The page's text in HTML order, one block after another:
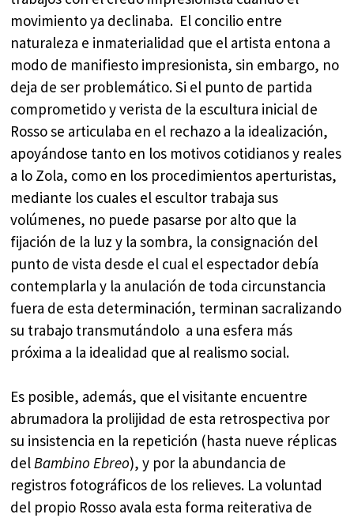
movimiento ya declinaba. El concilio entre
naturaleza e inmaterialidad que el artista entona a
modo de manifiesto impresionista, sin embargo, no
deja de ser problemático. Si el punto de partida
comprometido y verista de la escultura inicial de
Rosso se articulaba en el rechazo a la idealización,
apoyándose tanto en los motivos cotidianos y reales
a lo Zola, como en los procedimientos aperturistas,
mediante los cuales el escultor trabaja sus
volúmenes, no puede pasarse por alto que la
fijación de la luz y la sombra, la consignación del
punto de vista desde el cual el espectador debía
contemplarla y la anulación de toda circunstancia
fuera de esta determinación, terminan sacralizando
su trabajo transmutándolo a una esfera más
próxima a la idealidad que al realismo social.
Es posible, además, que el visitante encuentre
abrumadora la prolijidad de esta retrospectiva por
su insistencia en la repetición (hasta nueve réplicas
delBambino Ebreo), y por la abundancia de
registros fotográficos de los relieves. La voluntad
del propio Rosso avala esta forma reiterativa de